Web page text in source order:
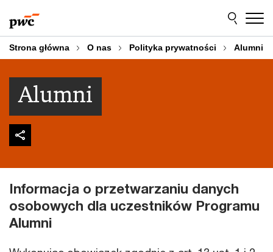
do
treści
do
stopki
Strona główna O nas Polityka prywatności Alumni
Alumni
Informacja o przetwarzaniu danych
osobowych dla uczestników Programu
Alumni